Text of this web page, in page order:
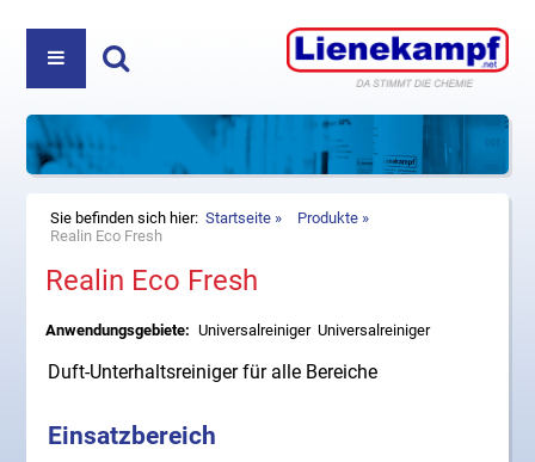
PRODUKTE
REINIGUNGS- UND PFLEGEMITTEL
KOSMETIK
ZUBEHÖR
HAUSHALT
ÜBER UNS
DIREKTVERKAUF
KONTAKT
Lienekampf GmbH & Co. KG
D-32107 Bad Salzuflen
Telefon+49 (5222) 980 35-0
E-Mailinfo@lienekampf.net
(5222) 980 35-0 info@lienekampf.net
Sie befinden sich hier:Startseite
Produkte
Realin Eco Fresh
Realin Eco Fresh
Anwendungsgebiete: Universalreiniger Universalreiniger
Duft-Unterhaltsreiniger für alle Bereiche
Einsatzbereich